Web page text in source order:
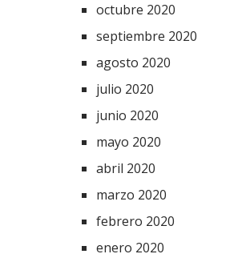
octubre 2020
septiembre 2020
agosto 2020
julio 2020
junio 2020
mayo 2020
abril 2020
marzo 2020
febrero 2020
enero 2020